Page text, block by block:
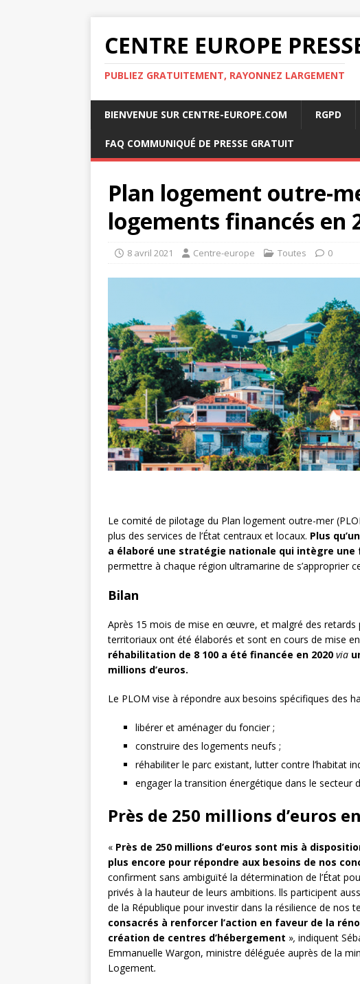
CENTRE EUROPE
PUBLIEZ GRATUITEMENT, RAYONNEZ LARGEMENT
BIENVENUE SUR CENTRE-EUROPE.COM RGPD
FAQ COMMUNIQUÉ DE PRESSE GRATUIT
Plan logement outre-
logements financés en
8 avril 2021 Centre-europe Toutes 0
Le comité de pilotage du Plan logement outre-mer
plus des services de l’État centraux et locaux. Plus
a élaboré une stratégie nationale qui intègre
permettre à chaque région ultramarine de s’approprier
Bilan
Après 15 mois de mise en œuvre, et malgré des retards
territoriaux ont été élaborés et sont en cours de mise
réhabilitation de 8 100 a été financée en 2020 via
millions d’euros.
Le PLOM vise à répondre aux besoins spécifiques des
libérer et aménager du foncier ;
construire des logements neufs ;
réhabiliter le parc existant, lutter contre l’habitat
engager la transition énergétique dans le secteur
Près de 250 millions d’euros
« Près de 250 millions d’euros sont mis à
plus encore pour répondre aux besoins de nos
confirment sans ambiguïté la détermination de l’État
privés à la hauteur de leurs ambitions. lls participent
de la République pour investir dans la résilience de nos
consacrés à renforcer l’action en faveur de la
création de centres d’hébergement », indiquent
Emmanuelle Wargon, ministre déléguée auprès de la
Logement.